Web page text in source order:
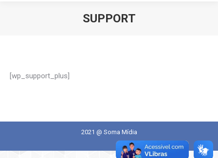
SUPPORT
[wp_support_plus]
2021 @ Soma Mídia